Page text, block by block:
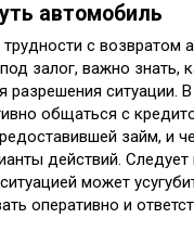
автомобиль
с возвратом
залог, важно знать,
разрешения ситуации.
общаться с
займ, и
действий. Следует
может
оперативно и